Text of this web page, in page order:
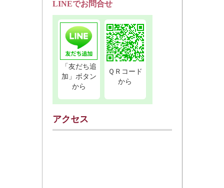
LINEでお問合せ
「友だち追
加」ボタン
から
ＱＲコード
から
アクセス